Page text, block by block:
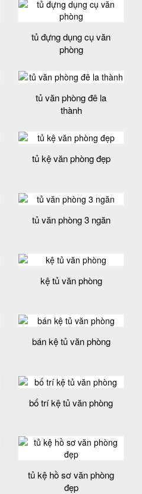
tủ đựng dụng cụ văn
phòng
tủ văn phòng đê la
thành
tủ kệ văn phòng đẹp
tủ văn phòng 3 ngăn
kệ tủ văn phòng
bán kệ tủ văn phòng
bố trí kệ tủ văn phòng
tủ kệ hồ sơ văn phòng
đẹp